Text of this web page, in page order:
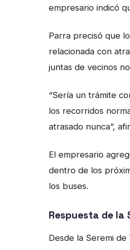
empresario indicó
Parra precisó que
relacionada con
juntas de vecinos
“Sería un trámite
los recorridos
atrasado nunca”,
El empresario
dentro de los
los buses.
Respuesta de la
Desde la Seremi